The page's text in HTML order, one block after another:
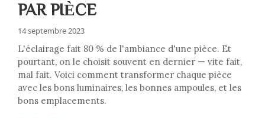
PAR PIÈCE
14 septembre 2023
L'éclairage fait 80 % de l'ambiance d'une pièce. Et
pourtant, on le choisit souvent en dernier — vite fait,
mal fait. Voici comment transformer chaque pièce
avec les bons luminaires, les bonnes ampoules, et les
bons emplacements.